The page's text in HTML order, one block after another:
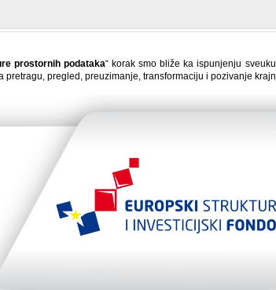
prostornih podataka“ korak smo bliže ka ispunjenju
pregled, preuzimanje, transformaciju i pozivanje